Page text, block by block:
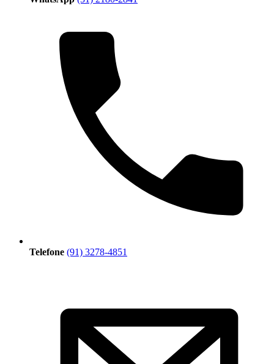
Telefone (91) 3278-4851